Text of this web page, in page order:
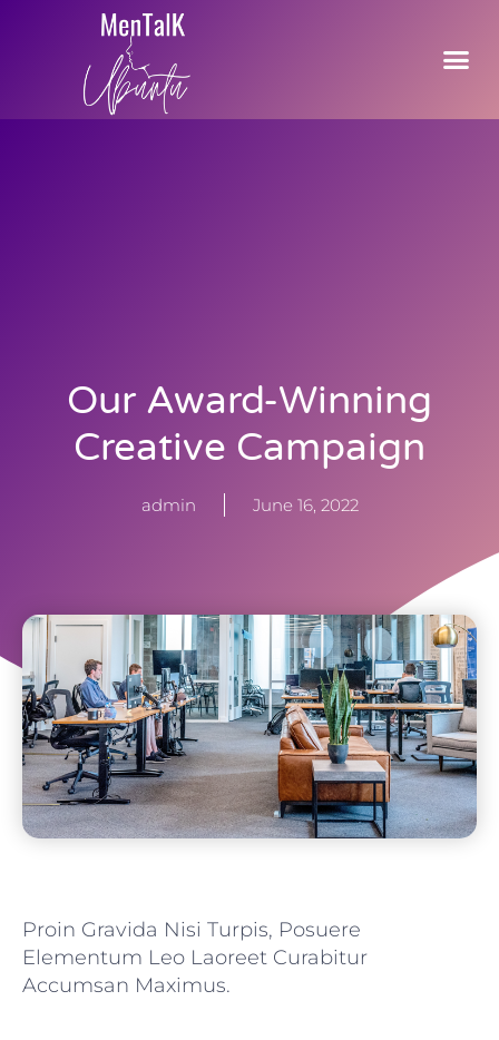
Our Award-Winning
Creative Campaign
admin June 16, 2022
Proin Gravida Nisi Turpis, Posuere
Elementum Leo Laoreet Curabitur
Accumsan Maximus.